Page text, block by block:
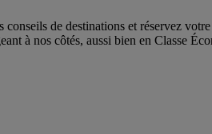
de destinations et réservez
à nos côtés, aussi bien en Classe